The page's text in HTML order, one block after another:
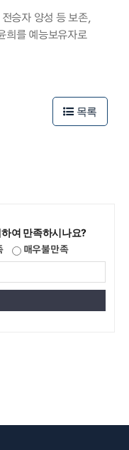
승자 양성 등 보존,
희를 예능보유자로
목록
여 만족하시나요?
매우불만족